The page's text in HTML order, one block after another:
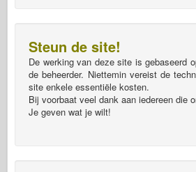
Steun de site!
De werking van deze site is gebaseerd
de beheerder. Niettemin vereist de
site enkele essentiële kosten.
Bij voorbaat veel dank aan iedereen die
Je geven wat je wilt!